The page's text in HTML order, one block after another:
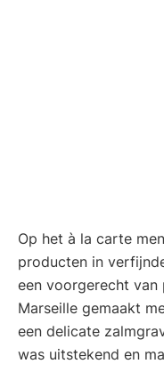
Op het à la carte
producten in
een voorgerecht van
Marseille gemaakt
een delicate
was uitstekend en